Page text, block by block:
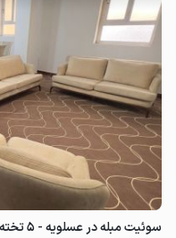
سوئیت مبله در عسلویه - ۵ تخته